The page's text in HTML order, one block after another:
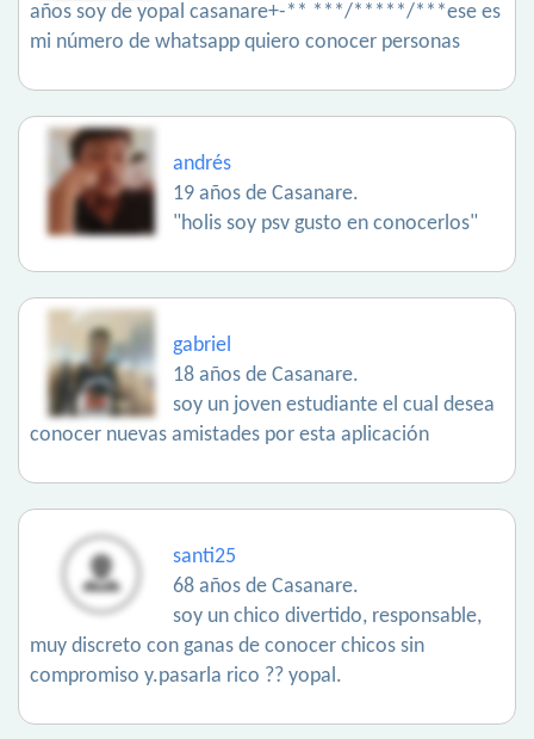
años soy de yopal casanare+-** ***/*****/***ese es
mi número de whatsapp quiero conocer personas
andrés
19 años de Casanare.
"holis soy psv gusto en conocerlos"
gabriel
18 años de Casanare.
soy un joven estudiante el cual desea
conocer nuevas amistades por esta aplicación
santi25
68 años de Casanare.
soy un chico divertido, responsable,
muy discreto con ganas de conocer chicos sin
compromiso y.pasarla rico ?? yopal.